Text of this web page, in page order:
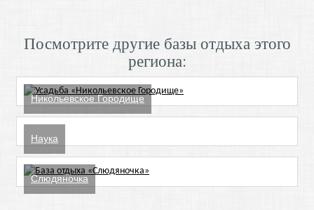
Посмотрите другие базы отдыха этого
региона:
Никольевское Городище
Наука
Слюдяночка